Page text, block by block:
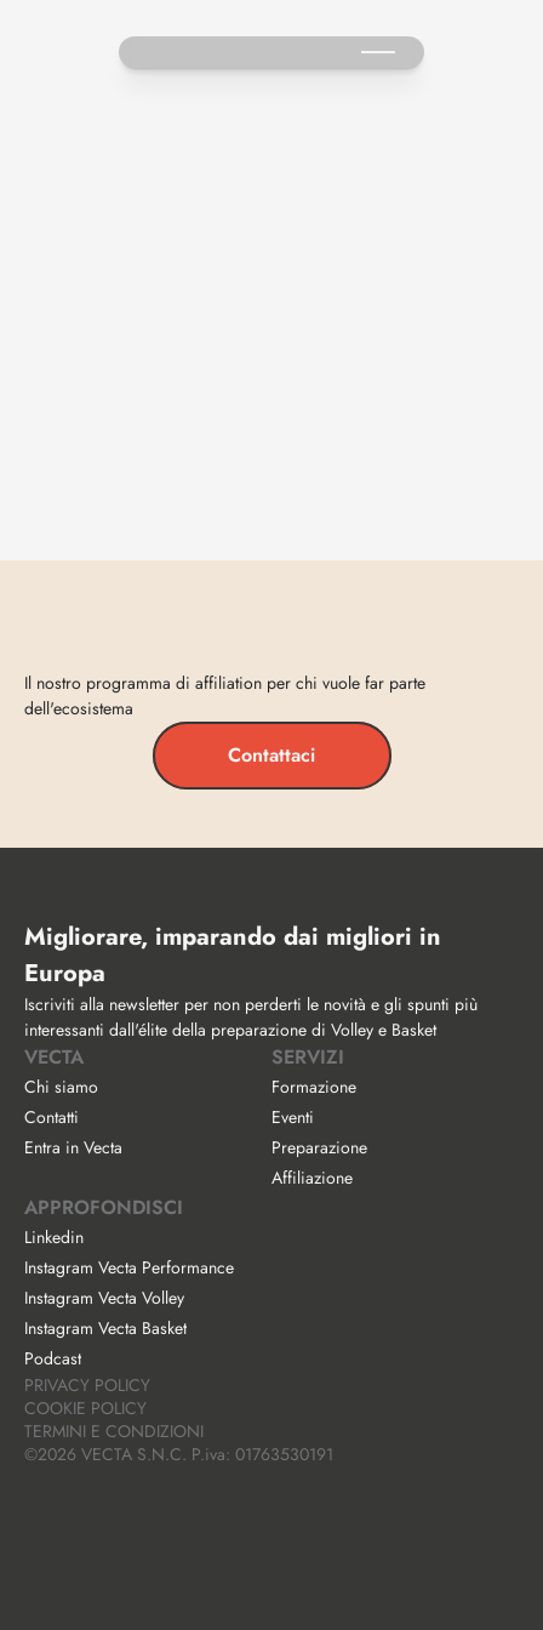
Il nostro programma di affiliation per chi vuole far parte
dell'ecosistema
Contattaci
Migliorare, imparando dai migliori in
Europa
Iscriviti alla newsletter per non perderti le novità e gli spunti più
interessanti dall'élite della preparazione di Volley e Basket
VECTA
Chi siamo
Contatti
Entra in Vecta
SERVIZI
Formazione
Eventi
Preparazione
Affiliazione
APPROFONDISCI
Linkedin
Instagram Vecta Performance
Instagram Vecta Volley
Instagram Vecta Basket
Podcast
©2026 VECTA S.N.C. P.iva: 01763530191
PRIVACY POLICY
COOKIE POLICY
TERMINI E CONDIZIONI